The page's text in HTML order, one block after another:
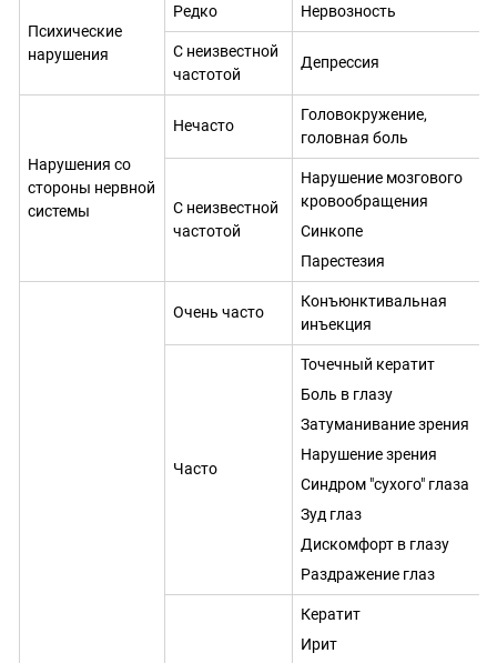
Психические
нарушения
Редко Нервозность
С неизвестной
частотой
Депрессия
Нарушения со
стороны нервной
системы
Нечасто
Головокружение,
головная боль
С неизвестной
частотой
Нарушение мозгового
кровообращения
Синкопе
Парестезия
Очень часто
Конъюнктивальная
инъекция
Часто
Точечный кератит
Боль в глазу
Затуманивание зрения
Нарушение зрения
Синдром "сухого" глаза
Зуд глаз
Дискомфорт в глазу
Раздражение глаз
Кератит
Ирит